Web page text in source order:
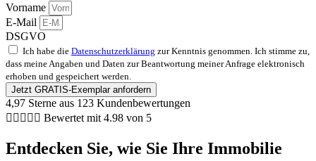
Vorname
E-Mail
DSGVO
Ich habe die Datenschutzerklärung zur Kenntnis genommen. Ich stimme zu,
dass meine Angaben und Daten zur Beantwortung meiner Anfrage elektronisch
erhoben und gespeichert werden.
Jetzt GRATIS-Exemplar anfordern
4,97 Sterne aus 123 Kundenbewertungen
     Bewertet mit 4.98 von 5
Entdecken Sie, wie Sie Ihre Immobilie